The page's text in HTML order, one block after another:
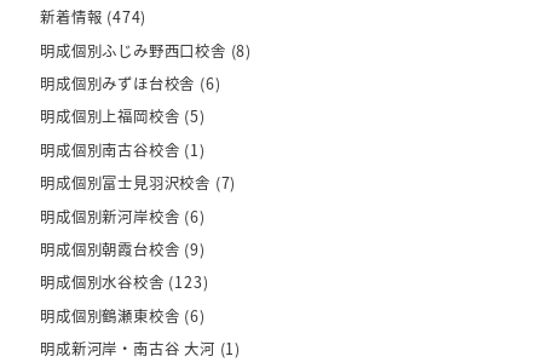
新着情報 (474)
明成個別ふじみ野西口校舎 (8)
明成個別みずほ台校舎 (6)
明成個別上福岡校舎 (5)
明成個別南古谷校舎 (1)
明成個別富士見羽沢校舎 (7)
明成個別新河岸校舎 (6)
明成個別朝霞台校舎 (9)
明成個別水谷校舎 (123)
明成個別鶴瀬東校舎 (6)
明成新河岸・南古谷 大河 (1)